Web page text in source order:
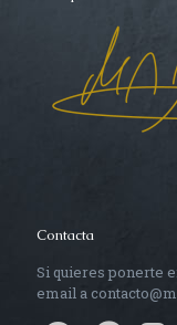
Contacta
Si quieres ponerte
email a